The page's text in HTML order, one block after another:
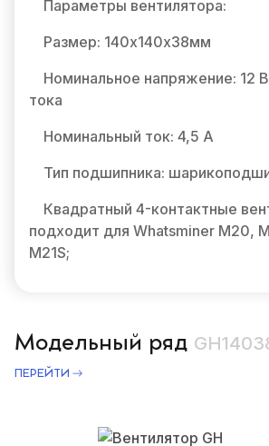
Параметры вентилятора:
Размер: 140х140х38мм
Номинальное напряжение: 12
тока
Номинальный ток: 4,5 А
Тип подшипника:
Квадратный 4-контактные
подходит для Whatsminer M20,
M21S;
Модельный ряд
ПЕРЕЙТИ